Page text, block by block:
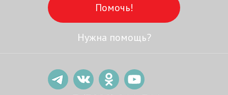
Помочь!
Нужна помощь?